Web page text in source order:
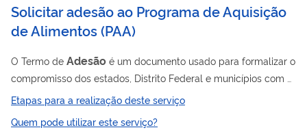
Solicitar adesão ao Programa de Aquisição
de Alimentos(PAA)
O Termo de Adesão é um documento usado para formalizar o
compromisso dos estados, Distrito Federal e municípios com o
MDS para a execução do Programa de Aquisição de Alimentos
(PAA). Ele define as condições mínimas para participar do
programa e as responsabilidades de cada parte. Não envolve
Etapas para a realização deste serviço
Quem pode utilizar este serviço?